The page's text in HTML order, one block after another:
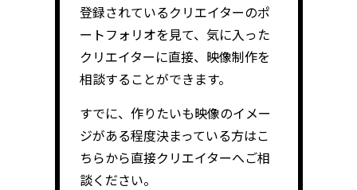
登録されているクリエイターのポ
ートフォリオを見て、気に入った
クリエイターに直接、映像制作を
相談することができます。
すでに、作りたいも映像のイメー
ジがある程度決まっている方はこ
ちらから直接クリエイターへご相
談ください。